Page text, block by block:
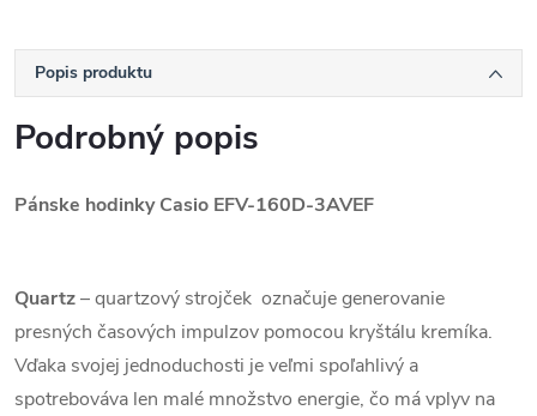
Popis produktu
Podrobný popis
Pánske hodinky Casio EFV-160D-3AVEF
Quartz– quartzový strojček označuje generovanie
presných časových impulzov pomocou kryštálu kremíka.
Vďaka svojej jednoduchosti je veľmi spoľahlivý a
spotrebováva len malé množstvo energie, čo má vplyv na